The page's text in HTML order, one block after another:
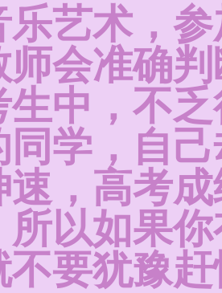
乐艺术，
师会准确
生中，不
同学，自
速，高考
所以如果
不要犹豫